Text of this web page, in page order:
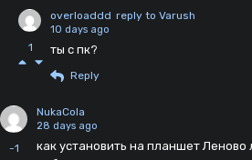
1
overloaddd reply to Varush
10 days ago
ты с пк?
Reply
-1
NukaCola
28 days ago
как установить на планшет Леново